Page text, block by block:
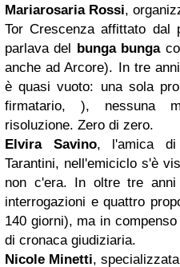
Mariarosaria Rossi,
Tor Crescenza affittato dal
parlava del
bunga bunga
anche ad Arcore). In tre
è quasi vuoto: una sola
firmatario, ), nessuna
risoluzione. Zero di zero.
Elvira Savino, l'amica di
Tarantini, nell'emiciclo s'è
non c'era. In oltre tre anni
interrogazioni e quattro
140 giorni), ma in
di cronaca giudiziaria.
Nicole Minetti,